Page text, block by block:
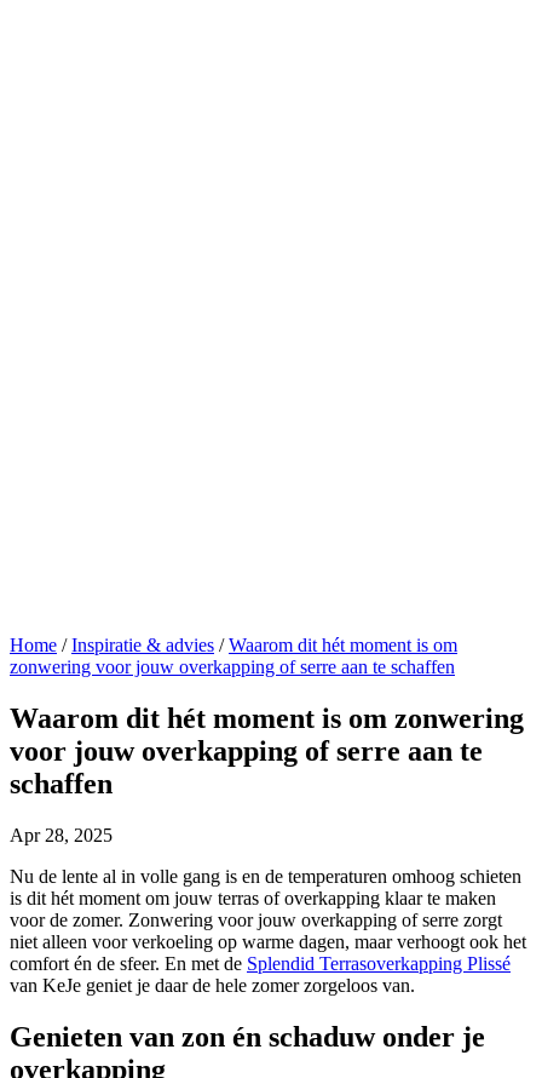
Home / Inspiratie & advies / Waarom dit hét moment is om
zonwering voor jouw overkapping of serre aan te schaffen
Waarom dit hét moment is om zonwering
voor jouw overkapping of serre aan te
schaffen
Apr 28, 2025
Nu de lente al in volle gang is en de temperaturen omhoog schieten
is dit hét moment om jouw terras of overkapping klaar te maken
voor de zomer. Zonwering voor jouw overkapping of serre zorgt
niet alleen voor verkoeling op warme dagen, maar verhoogt ook het
comfort én de sfeer. En met de Splendid Terrasoverkapping Plissé
van KeJe geniet je daar de hele zomer zorgeloos van.
Genieten van zon én schaduw onder je
overkapping